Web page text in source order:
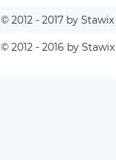
© 2012 - 2017 by
© 2012 - 2016 by